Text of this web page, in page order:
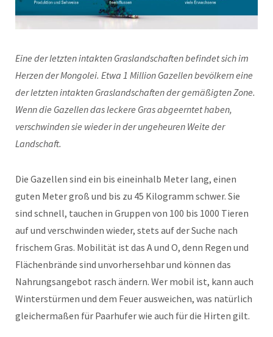
Eine der letzten intakten Graslandschaften befindet sich im
Herzen der Mongolei. Etwa 1 Million Gazellen bevölkern eine
der letzten intakten Graslandschaften der gemäßigten Zone.
Wenn die Gazellen das leckere Gras abgeerntet haben,
verschwinden sie wieder in der ungeheuren Weite der
Landschaft.
Die Gazellen sind ein bis eineinhalb Meter lang, einen
guten Meter groß und bis zu 45 Kilogramm schwer. Sie
sind schnell, tauchen in Gruppen von 100 bis 1000 Tieren
auf und verschwinden wieder, stets auf der Suche nach
frischem Gras. Mobilität ist das A und O, denn Regen und
Flächenbrände sind unvorhersehbar und können das
Nahrungsangebot rasch ändern. Wer mobil ist, kann auch
Winterstürmen und dem Feuer ausweichen, was natürlich
gleichermaßen für Paarhufer wie auch für die Hirten gilt.